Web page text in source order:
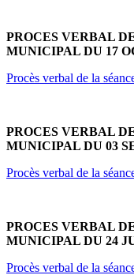
PROCES VERBAL
MUNICIPAL DU 17
Procès verbal de la
PROCES VERBAL
MUNICIPAL DU 03
Procès verbal de la
PROCES VERBAL
MUNICIPAL DU 24
Procès verbal de la